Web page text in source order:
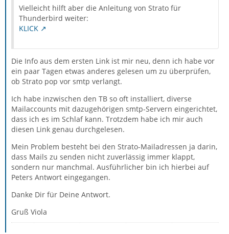
Vielleicht hilft aber die Anleitung von Strato für
Thunderbird weiter:
KLICK
Die Info aus dem ersten Link ist mir neu, denn ich habe vor
ein paar Tagen etwas anderes gelesen um zu überprüfen,
ob Strato pop vor smtp verlangt.
Ich habe inzwischen den TB so oft installiert, diverse
Mailaccounts mit dazugehörigen smtp-Servern eingerichtet,
dass ich es im Schlaf kann. Trotzdem habe ich mir auch
diesen Link genau durchgelesen.
Mein Problem besteht bei den Strato-Mailadressen ja darin,
dass Mails zu senden nicht zuverlässig immer klappt,
sondern nur manchmal. Ausführlicher bin ich hierbei auf
Peters Antwort eingegangen.
Danke Dir für Deine Antwort.
Gruß Viola